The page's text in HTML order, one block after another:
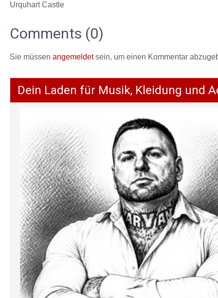
Urquhart Castle
Comments (0)
Sie müssen angemeldetsein, um einen Kommentar
Dein Laden für Musik, Kleidung und